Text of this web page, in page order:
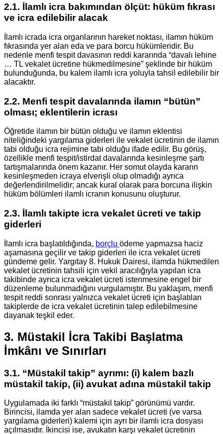
2.1. İlamlı icra bakımından ölçüt: hüküm fıkrası
ve icra edilebilir alacak
İlamlı icrada icra organlarının hareket noktası, ilamın hüküm
fıkrasında yer alan eda ve para borcu hükümleridir. Bu
nedenle menfi tespit davasının reddi kararında “davalı lehine
… TL vekalet ücretine hükmedilmesine” şeklinde bir hüküm
bulunduğunda, bu kalem ilamlı icra yoluyla tahsil edilebilir bir
alacaktır.
2.2. Menfi tespit davalarında ilamın “bütün”
olması; eklentilerin icrası
Öğretide ilamın bir bütün olduğu ve ilamın eklentisi
niteliğindeki yargılama giderleri ile vekalet ücretinin de ilamın
tabi olduğu icra rejimine tabi olduğu ifade edilir. Bu görüş,
özellikle menfi tespit/istirdat davalarında kesinleşme şartı
tartışmalarında önem kazanır. Her somut olayda kararın
kesinleşmeden icraya elverişli olup olmadığı ayrıca
değerlendirilmelidir; ancak kural olarak para borcuna ilişkin
hüküm bölümleri ilamlı icranın konusunu oluşturur.
2.3. İlamlı takipte icra vekalet ücreti ve takip
giderleri
İlamlı icra başlatıldığında, borçlu ödeme yapmazsa haciz
aşamasına geçilir ve takip giderleri ile icra vekalet ücreti
gündeme gelir. Yargıtay 8. Hukuk Dairesi, ilamda hükmedilen
vekalet ücretinin tahsili için vekil aracılığıyla yapılan icra
takibinde ayrıca icra vekalet ücreti istenmesine engel bir
düzenleme bulunmadığını vurgulamıştır. Bu yaklaşım, menfi
tespit reddi sonrası yalnızca vekalet ücreti için başlatılan
takiplerde de icra vekalet ücretinin talep edilebilmesine
dayanak teşkil eder.
3. Müstakil İcra Takibi Başlatma
İmkânı ve Sınırları
3.1. “Müstakil takip” ayrımı: (i) kalem bazlı
müstakil takip, (ii) avukat adına müstakil takip
Uygulamada iki farklı “müstakil takip” görünümü vardır.
Birincisi, ilamda yer alan sadece vekalet ücreti (ve varsa
yargılama giderleri) kalemi için ayrı bir ilamlı icra dosyası
açılmasıdır. İkincisi ise, avukatın karşı vekalet ücretinin